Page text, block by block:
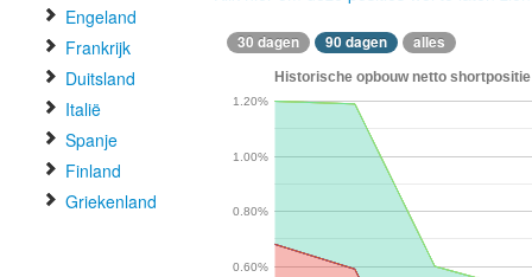
Engeland
Frankrijk
Duitsland
Italië
Spanje
Finland
Griekenland
30 dagen 90 dagen alles
Historische opbouw netto
0.60%
0.80%
1.00%
1.20%